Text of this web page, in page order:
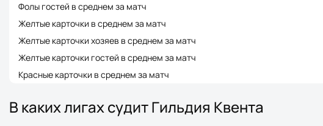
Фолы гостей в среднем за матч
Желтые карточки в среднем за матч
Желтые карточки хозяев в среднем за матч
Желтые карточки гостей в среднем за матч
Красные карточки в среднем за матч
В каких лигах судит Гильдия Квента